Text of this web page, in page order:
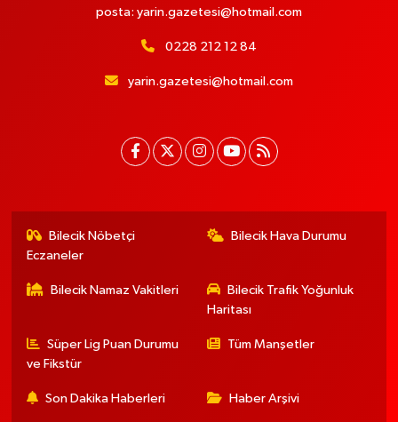
posta: yarin.gazetesi@hotmail.com
0228 212 12 84
yarin.gazetesi@hotmail.com
Bilecik Nöbetçi
Eczaneler
Bilecik Hava Durumu
Bilecik Namaz Vakitleri
Bilecik Trafik Yoğunluk
Haritası
Süper Lig Puan Durumu
ve Fikstür
Tüm Manşetler
Son Dakika Haberleri Haber Arşivi